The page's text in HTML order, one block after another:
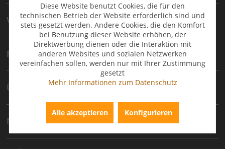
Verkauf
Rechtliche Informationen
Über Uns
Newsletter
Diese Website benutzt Cookies, die für den
technischen Betrieb der Website erforderlich sind und
stets gesetzt werden. Andere Cookies, die den Komfort
bei Benutzung dieser Website erhöhen, der
Direktwerbung dienen oder die Interaktion mit
anderen Websites und sozialen Netzwerken
vereinfachen sollen, werden nur mit Ihrer Zustimmung
gesetzt
Mehr Informationen zum Datenschutz
Alle akzeptieren Konfigurieren